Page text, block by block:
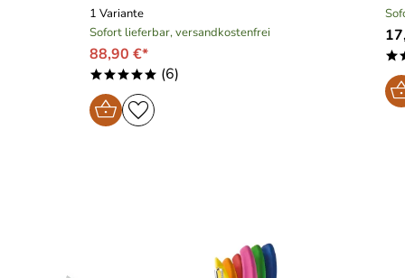
1 Variante
Sofort lieferbar, versandkostenfrei
88,90 €*
***** (6)